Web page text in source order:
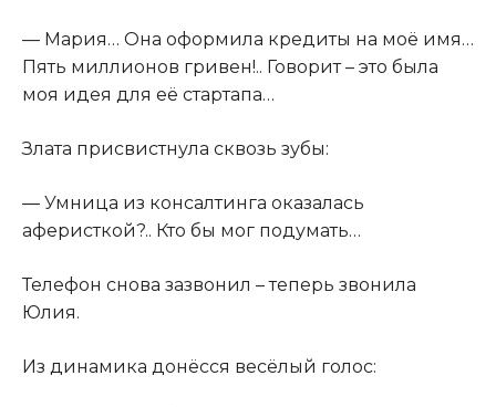
— Мария… Она оформила кредиты на моё имя…
Пять миллионов гривен!.. Говорит – это была
моя идея для её стартапа…
Злата присвистнула сквозь зубы:
― Умница из консалтинга оказалась
аферисткой?.. Кто бы мог подумать…
Телефон снова зазвонил – теперь звонила
Юлия.
Из динамика донёсся весёлый голос: